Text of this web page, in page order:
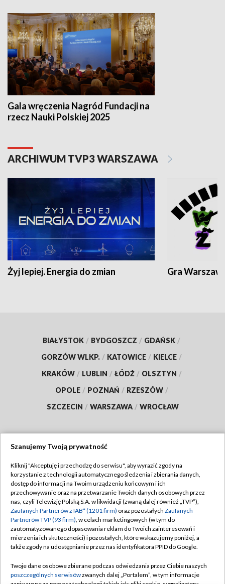
Gala wręczenia Nagród Fundacji na
rzecz Nauki Polskiej 2025
ARCHIWUM TVP3 WARSZAWA
Żyj lepiej. Energia do zmian Gra
BIAŁYSTOK / BYDGOSZCZ / GDAŃSK /
GORZÓW WLKP. / KATOWICE / KIELCE /
KRAKÓW / LUBLIN / ŁÓDŹ / OLSZTYN /
OPOLE / POZNAŃ / RZESZÓW /
SZCZECIN / WARSZAWA / WROCŁAW
TVP
Abonament TVP
Emisja w TVP
Centrum informacji TVP
Naziemna Telewizja Cyfrowa
Rada Programowa
Regulamin TVP
Polityka prywatności
Moje zgody
Pomoc
Kontakt
Szanujemy Twoją prywatność
Kliknij "Akceptuję i przechodzę do serwisu", aby wyrazić zgody na
korzystanie z technologii automatycznego śledzenia i zbierania danych,
dostęp do informacji na Twoim urządzeniu końcowym i ich
przechowywanie oraz na przetwarzanie Twoich danych osobowych przez
nas, czyli Telewizję Polską S.A. w likwidacji (zwaną dalej również „TVP”),
Zaufanych Partnerów z IAB* (1201 firm) oraz pozostałych Zaufanych
Partnerów TVP (93 firm), w celach marketingowych (w tym do
zautomatyzowanego dopasowania reklam do Twoich zainteresowań i
mierzenia ich skuteczności) i pozostałych, które wskazujemy poniżej, a
także zgody na udostępnianie przez nas identyfikatora PPID do Google.
Twoje dane osobowe zbierane podczas odwiedzania przez Ciebie naszych
poszczególnych serwisówzwanych dalej „Portalem”, w tym informacje